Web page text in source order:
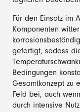
Für den Einsatz im
Komponenten
gefertigt, sodass
Bedingungen
Gesamtkonzept zu
Feld bei, auch
durch intensive